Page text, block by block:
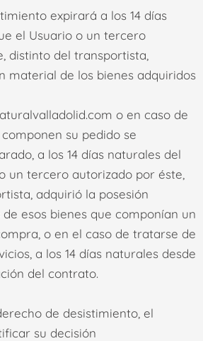
expirará a los 14 días
el Usuario o un tercero
distinto del transportista,
material de los bienes adquiridos
o en caso de
su pedido se
a los 14 días naturales del
un tercero autorizado por éste,
adquirió la posesión
esos bienes que componían un
o en el caso de tratarse de
a los 14 días naturales desde
del contrato.
de desistimiento, el
su decisión